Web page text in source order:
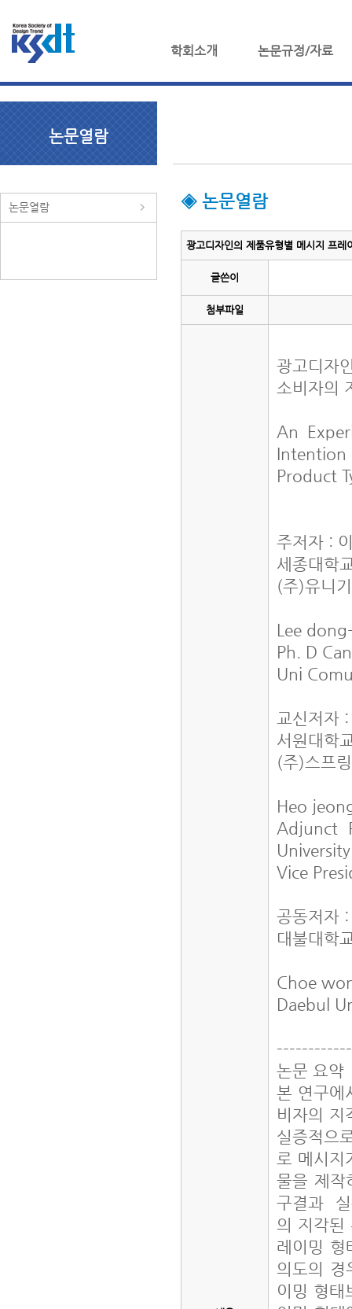
학회소개 논문규정/자료
논문열람
논문열람 ◈ 논문열람
광고디자인의 제품유형별 메시지 프
글쓴이
첨부파일
광고디자
소비자의
An
Intention
Product
주저자 :
세종대학
(주)유니
Lee
Ph. D
Uni
교신저자
서원대학
(주)스프
Heo
Adjunct
Vice
공동저자
대불대학
Choe
Daebul
논문 요약
본 연구에
비자의 지
실증적으
로 메시지
물을 제작
구결과 실
의 지각된
레이밍 형
의도의 경
이밍 형태